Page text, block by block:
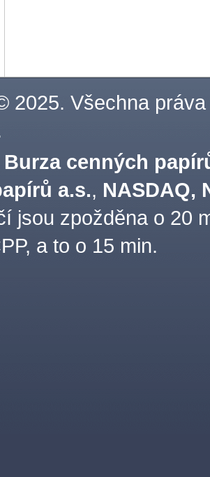
2025. Všechna práva
Burza cenných
a.s., NASDAQ,
jsou zpožděna o 20
a to o 15 min.